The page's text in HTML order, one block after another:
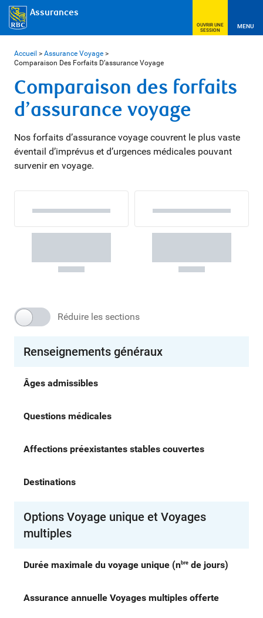
Assurances
OUVRIR UNE
SESSION
MENU
Accueil > Assurance Voyage >
Comparaison Des Forfaits D’assurance Voyage
Comparaison des forfaits
d’assurance voyage
Nos forfaits d’assurance voyage couvrent le plus vaste
éventail d’imprévus et d’urgences médicales pouvant
survenir en voyage.
Réduire les sections
Renseignements généraux
Âges admissibles
Questions médicales
Affections préexistantes stables couvertes
Destinations
Options Voyage unique et Voyages
multiples
Durée maximale du voyage unique (nbre de jours)
Assurance annuelle Voyages multiples offerte